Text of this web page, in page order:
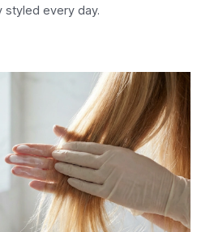
styled every day.